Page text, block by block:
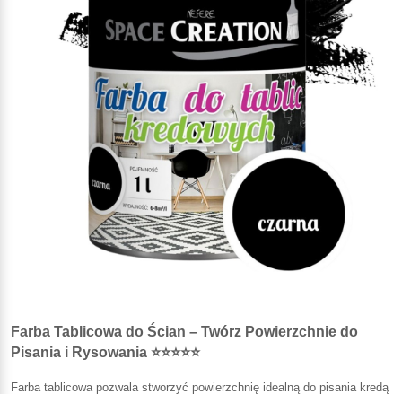
Farba Tablicowa do Ścian – Twórz Powierzchnie do
Pisania i Rysowania ⭐⭐⭐⭐⭐
Farba tablicowa pozwala stworzyć powierzchnię idealną do pisania kredą